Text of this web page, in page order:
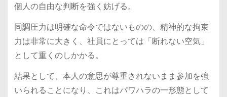
個人の自由な判断を強く妨げる。
同調圧力は明確な命令ではないものの、精神的な拘束
力は非常に大きく、社員にとっては「断れない空気」
として重くのしかかる。
結果として、本人の意思が尊重されないまま参加を強
いられることになり、これはパワハラの一形態として